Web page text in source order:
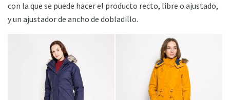
con la que se puede hacer el producto recto, libre o ajustado,
y un ajustador de ancho de dobladillo.